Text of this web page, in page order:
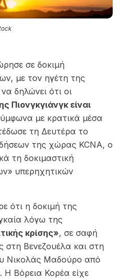
σε δοκιμή
με τον ηγέτη της
να δηλώνει ότι οι
Πιονγκγιάνγκ είναι
με κρατικά μέσα
τη Δευτέρα το
της χώρας KCNA, ο
τη δοκιμαστική
υπερηχητικών
ότι η δοκιμή της
λόγω της
κρίσης», σε σαφή
στη Βενεζουέλα και στη
Νικολάς Μαδούρο από
Η Βόρεια Κορέα είχε